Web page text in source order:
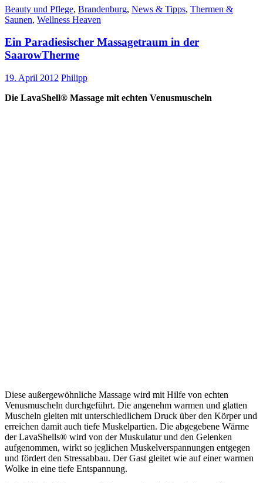
Beauty und Pflege, Brandenburg, News & Tipps, Thermen &
Saunen, Wellness Heaven
Ein Paradiesischer Massagetraum in der
SaarowTherme
19. April 2012 Philipp
Die LavaShell® Massage mit echten Venusmuscheln
Diese außergewöhnliche Massage wird mit Hilfe von echten
Venusmuscheln durchgeführt. Die angenehm warmen und glatten
Muscheln gleiten mit unterschiedlichem Druck über den Körper und
erreichen damit auch tiefe Muskelpartien. Die abgegebene Wärme
der LavaShells® wird von der Muskulatur und den Gelenken
aufgenommen, wirkt so jeglichen Muskelverspannungen entgegen
und fördert den Stressabbau. Der Gast gleitet wie auf einer warmen
Wolke in eine tiefe Entspannung.